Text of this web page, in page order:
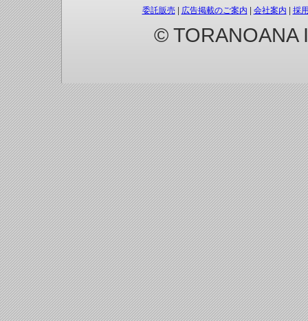
委託販売| 広告掲載のご案内 会社案内 採
© TORANOANA